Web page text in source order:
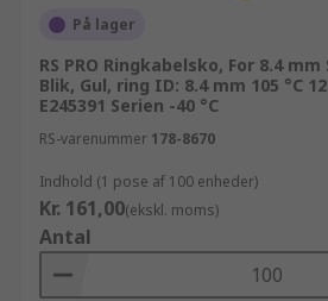
har brug for at bestille crimp -
større parti (bestillinger på mere
kan du kontakte os og høre mere
fleksible priser. Alle vores kunder
angående stik, klemmer og
sjælen, når du ved at dine
en producent som er
desuden et endnu bredere udvalg
På lager
RS PRO Ringkabelsko, For 8.4
Blik, Gul, ring ID: 8.4 mm 105 °C 12
E245391 Serien -40 °C
RS-varenummer 178-8670
Indhold (1 pose af 100 enheder)
Kr. 161,00(ekskl. moms)
Antal